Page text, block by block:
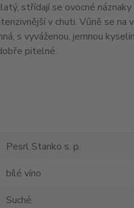
střídají se ovocné
v chuti. Vůně se
s vyváženou, jemnou
pitelné.
Pesrl Stanko s. p.
bílé víno
Suché